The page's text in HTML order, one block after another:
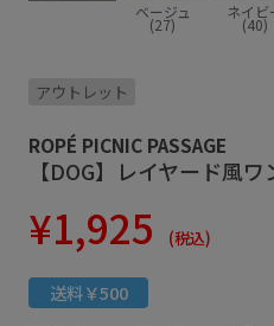
ベージュ
(27)
ネイビ
(40)
アウトレット
ROPÉ PICNIC PASSAGE
【DOG】レイヤード風ワ
¥1,925 (税込)
送料￥500